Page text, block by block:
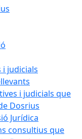
i judicials
i judicials que
Dosrius
Jurídica
consultius que